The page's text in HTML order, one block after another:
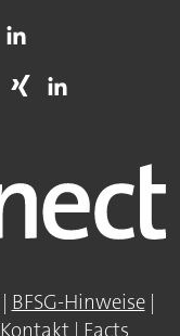
| BFSG-Hinweise|
Kontakt| Facts